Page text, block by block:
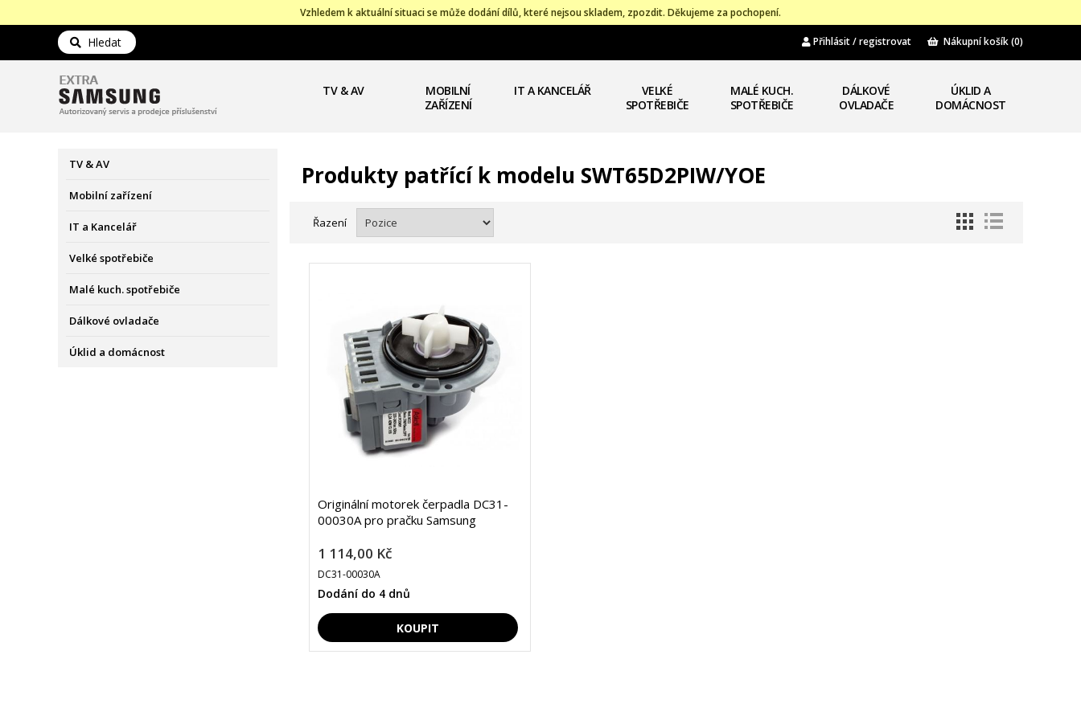
Vzhledem k aktuální situaci se může dodání dílů, které nejsou skladem, zpozdit. Děkujeme za pochopení.
Hledat Přihlásit / registrovat Nákupní košík(0)
TV & AV
MOBILNÍ
ZAŘÍZENÍ
IT A KANCELÁŘ
VELKÉ
SPOTŘEBIČE
MALÉ KUCH.
SPOTŘEBIČE
DÁLKOVÉ
OVLADAČE
ÚKLID A
DOMÁCNOST
TV & AV
Mobilní zařízení
IT a Kancelář
Velké spotřebiče
Malé kuch. spotřebiče
Dálkové ovladače
Úklid a domácnost
Produkty patřící k modelu SWT65D2PIW/YOE
Řazení
Originální motorek čerpadla DC31-
00030A pro pračku Samsung
1 114,00 Kč
DC31-00030A
Dodání do 4 dnů